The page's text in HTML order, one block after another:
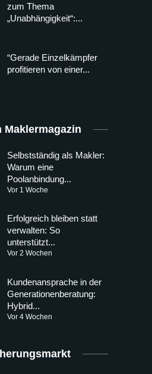
zum Thema
„Unabhängigkeit“:...
“Gerade Einzelkämpfer
profitieren von einer...
Maklermagazin
Selbstständig als Makler:
Warum eine
Poolanbindung...
Vor 1 Woche
Erfolgreich bleiben statt
verwalten: So
unterstützt...
Vor 2 Wochen
Kundenansprache in der
Generationenberatung:
Hybrid...
Vor 4 Wochen